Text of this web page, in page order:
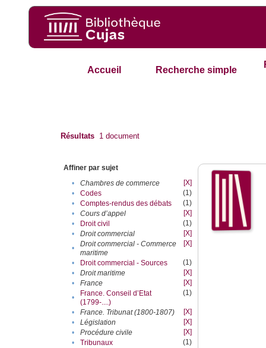
Accueil Recherche simple
Résultats 1 document
Affiner par sujet
•
Chambres de commerce
[X]
•
Codes
(1)
•
Comptes-rendus des débats
(1)
•
Cours d’appel
[X]
•
Droit civil
(1)
•
Droit commercial
[X]
•
Droit commercial - Commerce
maritime
[X]
• Droit commercial - Sources
(1)
•
Droit maritime
[X]
•
France
[X]
•
France. Conseil d’Etat
(1799-....)
(1)
• France. Tribunat (1800-1807)
[X]
•
Législation
[X]
•
Procédure civile
[X]
•
Tribunaux
(1)